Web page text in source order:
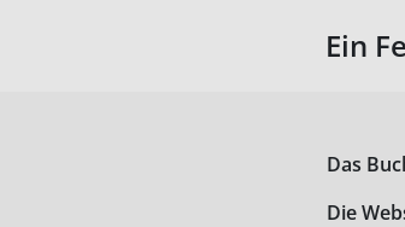
Ein
Das
Die